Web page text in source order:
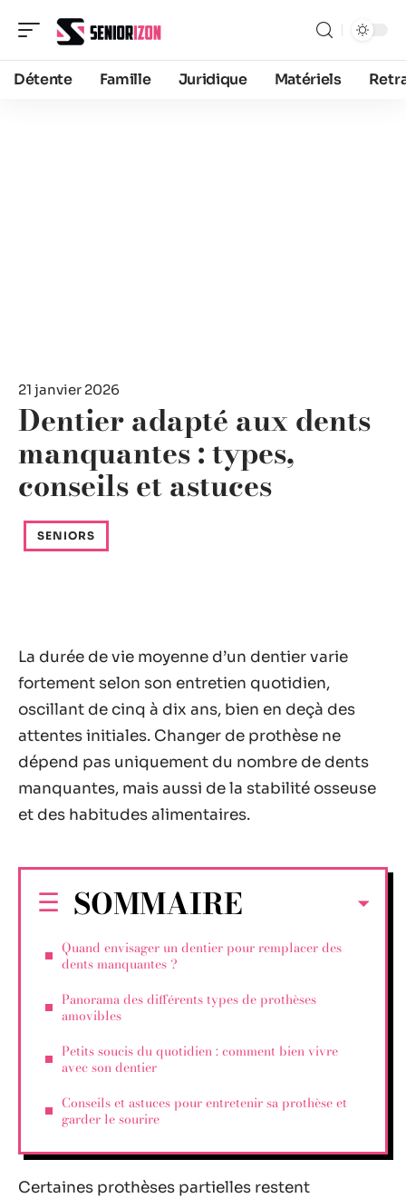
Détente Famille Juridique Matériels
21 janvier 2026
Dentier adapté aux dents
manquantes : types,
conseils et astuces
SENIORS
La durée de vie moyenne d’un dentier varie
fortement selon son entretien quotidien,
oscillant de cinq à dix ans, bien en deçà des
attentes initiales. Changer de prothèse ne
dépend pas uniquement du nombre de dents
manquantes, mais aussi de la stabilité osseuse
et des habitudes alimentaires.
SOMMAIRE
Quand envisager un dentier pour remplacer des
dents manquantes ?
Panorama des différents types de prothèses
amovibles
Petits soucis du quotidien : comment bien vivre
avec son dentier
Conseils et astuces pour entretenir sa prothèse et
garder le sourire
Certaines prothèses partielles restent